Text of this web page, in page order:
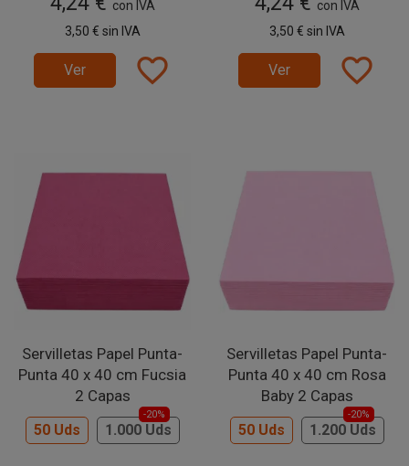
con IVA
3,50 € sin IVA
Ver favorite_border
con IVA
3,50 € sin IVA
Ver favorite_border
Servilletas Papel Punta-
Punta 40 x 40 cm Fucsia
2 Capas
50 Uds 1.000 Uds
-20%
Servilletas Papel Punta-
Punta 40 x 40 cm Rosa
Baby 2 Capas
50 Uds 1.200 Uds
-20%